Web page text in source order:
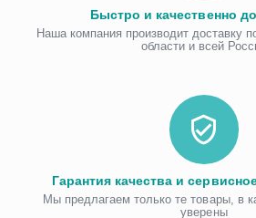
Быстро и качественно
Наша компания производит доставку
области и всей
Гарантия качества и
Мы предлагаем только те товары, в
уверены